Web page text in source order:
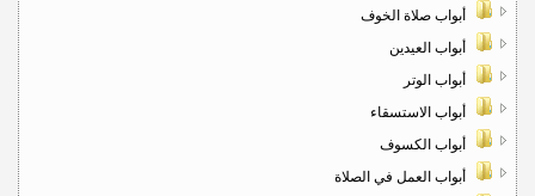
أبواب صلاة الخوف
أبواب العيدين
أبواب الوتر
أبواب الاستسقاء
أبواب الكسوف
أبواب العمل في الصلاة